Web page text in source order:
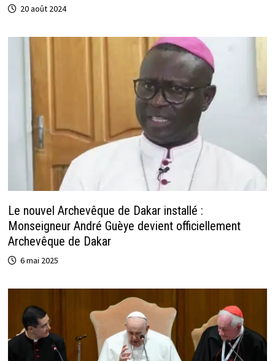
20 août 2024
Le nouvel Archevêque de Dakar installé :
Monseigneur André Guèye devient officiellement
Archevêque de Dakar
6 mai 2025